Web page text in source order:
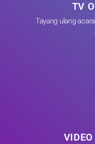
TV
Tayang ulang